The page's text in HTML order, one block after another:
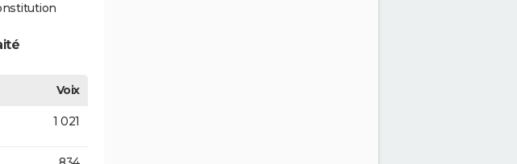
Voix
1 021